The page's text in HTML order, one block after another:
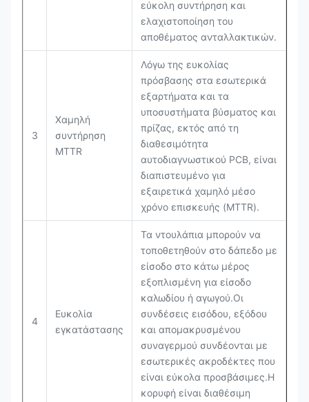
εύκολη συντήρηση και
ελαχιστοποίηση του
αποθέματος ανταλλακτικών.
3
Χαμηλή
συντήρηση
MTTR
Λόγω της ευκολίας
πρόσβασης στα εσωτερικά
εξαρτήματα και τα
υποσυστήματα βύσματος και
πρίζας, εκτός από τη
διαθεσιμότητα
αυτοδιαγνωστικού PCB, είναι
διαπιστευμένο για
εξαιρετικά χαμηλό μέσο
χρόνο επισκευής (MTTR).
4
Ευκολία
εγκατάστασης
Τα ντουλάπια μπορούν να
τοποθετηθούν στο δάπεδο με
είσοδο στο κάτω μέρος
εξοπλισμένη για είσοδο
καλωδίου ή αγωγού.Οι
συνδέσεις εισόδου, εξόδου
και απομακρυσμένου
συναγερμού συνδέονται με
εσωτερικές ακροδέκτες που
είναι εύκολα προσβάσιμες.Η
κορυφή είναι διαθέσιμη